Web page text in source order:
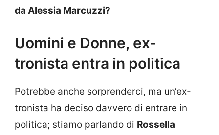
da Alessia Marcuzzi?
Uomini e Donne, ex-
tronista entra in politica
Potrebbe anche sorprenderci, ma un’ex-
tronista ha deciso davvero di entrare in
politica; stiamo parlando di Rossella